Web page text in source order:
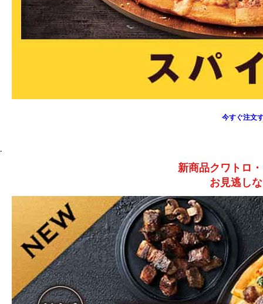
今すぐ注文
新商品クワトロ
お見逃し